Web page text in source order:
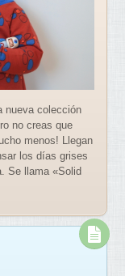
nueva colección
no creas que
menos! Llegan
los días grises
Se llama «Solid